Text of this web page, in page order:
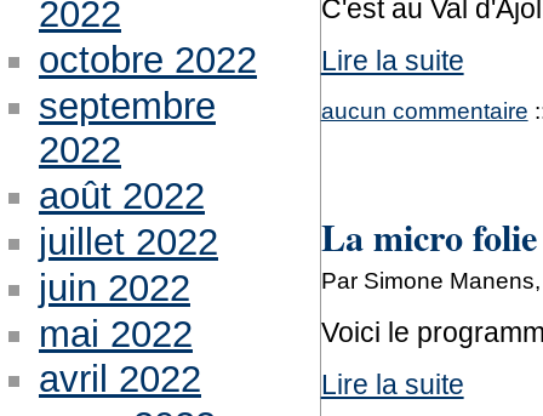
C'est au Val d'Ajol
Lire la suite
aucun commentaire
La micro
Par Simone
Voici le
Lire la suite
2022
octobre 2022
septembre
2022
août 2022
juillet 2022
juin 2022
mai 2022
avril 2022